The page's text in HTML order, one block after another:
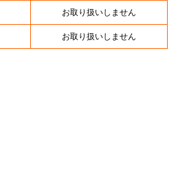
お取り扱いしません
お取り扱いしません